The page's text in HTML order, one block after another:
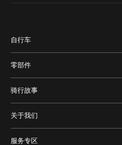
自行车
零部件
骑行故事
关于我们
服务专区